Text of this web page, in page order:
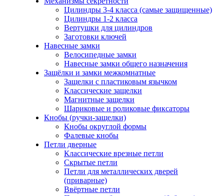
Цилиндры 3-4 класса (самые защищенные)
Цилиндры 1-2 класса
Вертушки для цилиндров
Заготовки ключей
Навесные замки
Велосипедные замки
Навесные замки общего назначения
Защёлки и замки межкомнатные
Защелки с пластиковым язычком
Классические защелки
Магнитные защелки
Шариковые и роликовые фиксаторы
Кнобы (ручки-защелки)
Кнобы округлой формы
Фалевые кнобы
Петли дверные
Классические врезные петли
Скрытые петли
Петли для металлических дверей
(приварные)
Ввёртные петли